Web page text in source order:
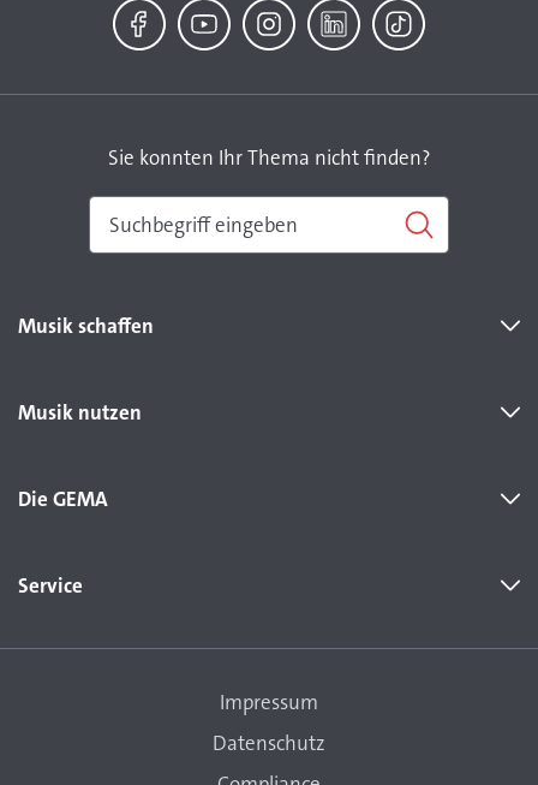
Sie konnten Ihr Thema nicht finden?
Musik schaffen
Musik nutzen
Die GEMA
Service
Impressum
Datenschutz